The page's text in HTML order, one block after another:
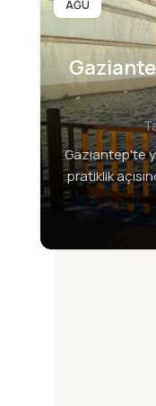
AĞU
Gaziantep'te
pratiklik